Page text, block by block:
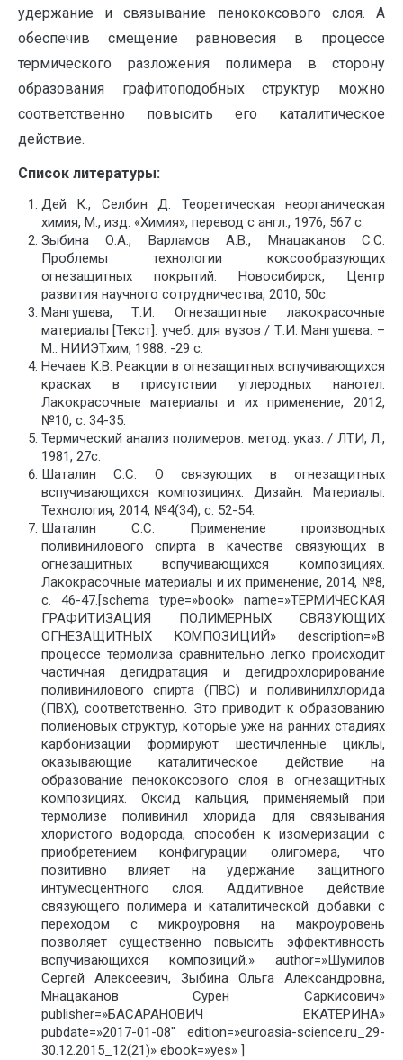
удержание и связывание пенококсового слоя. А
обеспечив смещение равновесия в процессе
термического разложения полимера в сторону
образования графитоподобных структур можно
соответственно повысить его каталитическое
действие.
Список литературы:
Дей К., Селбин Д. Теоретическая неорганическая
химия, М., изд. «Химия», перевод с англ., 1976, 567 с.
Зыбина О.А., Варламов А.В., Мнацаканов С.С.
Проблемы технологии коксообразующих
огнезащитных покрытий. Новосибирск, Центр
развития научного сотрудничества, 2010, 50с.
Мангушева, Т.И. Огнезащитные лакокрасочные
материалы [Текст]: учеб. для вузов / Т.И. Мангушева. –
М.: НИИЭТхим, 1988. -29 с.
Нечаев К.В. Реакции в огнезащитных вспучивающихся
красках в присутствии углеродных нанотел.
Лакокрасочные материалы и их применение, 2012,
№10, с. 34-35.
Термический анализ полимеров: метод. указ. / ЛТИ, Л.,
1981, 27с.
Шаталин С.С. О связующих в огнезащитных
вспучивающихся композициях. Дизайн. Материалы.
Технология, 2014, №4(34), c. 52-54.
Шаталин С.С. Применение производных
поливинилового спирта в качестве связующих в
огнезащитных вспучивающихся композициях.
Лакокрасочные материалы и их применение, 2014, №8,
с. 46-47.[schema type=»book» name=»ТЕРМИЧЕСКАЯ
ГРАФИТИЗАЦИЯ ПОЛИМЕРНЫХ СВЯЗУЮЩИХ
ОГНЕЗАЩИТНЫХ КОМПОЗИЦИЙ» description=»В
процессе термолиза сравнительно легко происходит
частичная дегидратация и дегидрохлорирование
поливинилового спирта (ПВС) и поливинилхлорида
(ПВХ), соответственно. Это приводит к образованию
полиеновых структур, которые уже на ранних стадиях
карбонизации формируют шестичленные циклы,
оказывающие каталитическое действие на
образование пенококсового слоя в огнезащитных
композициях. Оксид кальция, применяемый при
термолизе поливинил хлорида для связывания
хлористого водорода, способен к изомеризации с
приобретением конфигурации олигомера, что
позитивно влияет на удержание защитного
интумесцентного слоя. Аддитивное действие
связующего полимера и каталитической добавки с
переходом с микроуровня на макроуровень
позволяет существенно повысить эффективность
вспучивающихся композиций.» author=»Шумилов
Сергей Алексеевич, Зыбина Ольга Александровна,
Мнацаканов Сурен Саркисович»
publisher=»БАСАРАНОВИЧ ЕКАТЕРИНА»
pubdate=»2017-01-08″ edition=»euroasia-science.ru_29-
30.12.2015_12(21)» ebook=»yes» ]